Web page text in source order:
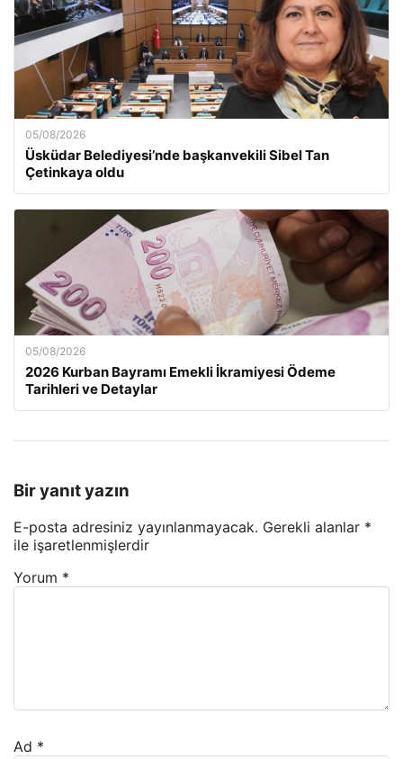
05/08/2026
Üsküdar Belediyesi’nde başkanvekili Sibel Tan
Çetinkaya oldu
05/08/2026
2026 Kurban Bayramı Emekli İkramiyesi Ödeme
Tarihleri ve Detaylar
Bir yanıt yazın
E-posta adresiniz yayınlanmayacak. Gerekli alanlar *
ile işaretlenmişlerdir
Yorum *
Ad *